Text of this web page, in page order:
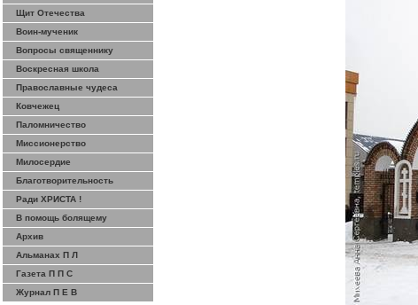
Щит Отечества
Воин-мученик
Вопросы священнику
Воскресная школа
Православные чудеса
Ковчежец
Паломничество
Миссионерство
Милосердие
Благотворительность
Ради ХРИСТА !
В помощь болящему
Архив
Альманах П Л
Газета П П С
Журнал П Е В